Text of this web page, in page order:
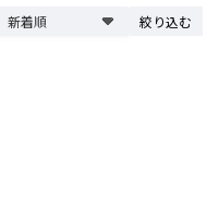
絞り込む